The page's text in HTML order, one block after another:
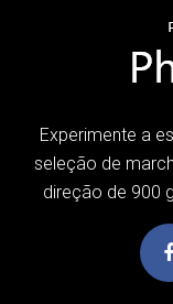
Experimente a
seleção de
direção de 900